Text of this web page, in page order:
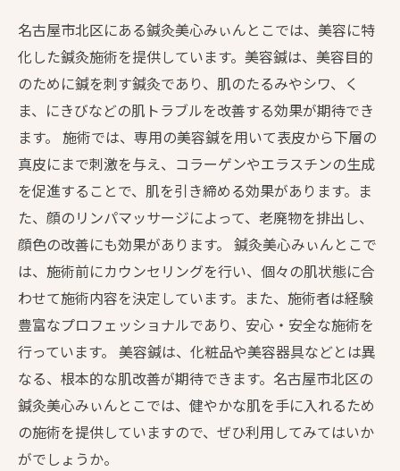
名古屋市北区にある鍼灸美心みぃんとこでは、美容に特
化した鍼灸施術を提供しています。美容鍼は、美容目的
のために鍼を刺す鍼灸であり、肌のたるみやシワ、く
ま、にきびなどの肌トラブルを改善する効果が期待でき
ます。 施術では、専用の美容鍼を用いて表皮から下層の
真皮にまで刺激を与え、コラーゲンやエラスチンの生成
を促進することで、肌を引き締める効果があります。ま
た、顔のリンパマッサージによって、老廃物を排出し、
顔色の改善にも効果があります。 鍼灸美心みぃんとこで
は、施術前にカウンセリングを行い、個々の肌状態に合
わせて施術内容を決定しています。また、施術者は経験
豊富なプロフェッショナルであり、安心・安全な施術を
行っています。 美容鍼は、化粧品や美容器具などとは異
なる、根本的な肌改善が期待できます。名古屋市北区の
鍼灸美心みぃんとこでは、健やかな肌を手に入れるため
の施術を提供していますので、ぜひ利用してみてはいか
がでしょうか。